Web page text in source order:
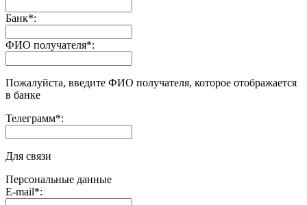
Банк*:
ФИО получателя*:
Пожалуйста, введите ФИО получателя, которое отображается
в банке
Телеграмм*:
Для связи
Персональные данные
E-mail*: